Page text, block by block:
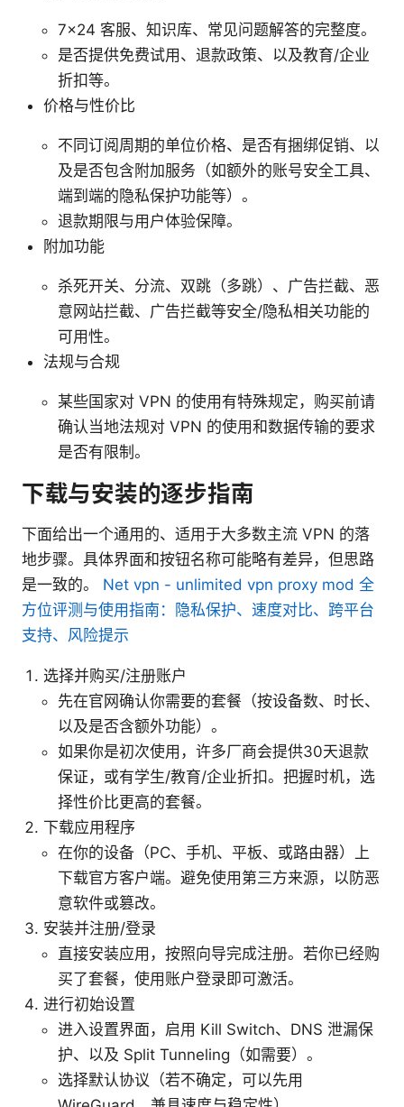
7×24 客服、知识库、常见问题解答的完整度。
是否提供免费试用、退款政策、以及教育/企业
折扣等。
价格与性价比
不同订阅周期的单位价格、是否有捆绑促销、以
及是否包含附加服务（如额外的账号安全工具、
端到端的隐私保护功能等）。
退款期限与用户体验保障。
附加功能
杀死开关、分流、双跳（多跳）、广告拦截、恶
意网站拦截、广告拦截等安全/隐私相关功能的
可用性。
法规与合规
某些国家对 VPN 的使用有特殊规定，购买前请
确认当地法规对 VPN 的使用和数据传输的要求
是否有限制。
下载与安装的逐步指南
下面给出一个通用的、适用于大多数主流 VPN 的落
地步骤。具体界面和按钮名称可能略有差异，但思路
是一致的。 Net vpn - unlimited vpn proxy mod 全
方位评测与使用指南：隐私保护、速度对比、跨平台
支持、风险提示
选择并购买/注册账户
先在官网确认你需要的套餐（按设备数、时长、
以及是否含额外功能）。
如果你是初次使用，许多厂商会提供30天退款
保证，或有学生/教育/企业折扣。把握时机，选
择性价比更高的套餐。
下载应用程序
在你的设备（PC、手机、平板、或路由器）上
下载官方客户端。避免使用第三方来源，以防恶
意软件或篡改。
安装并注册/登录
直接安装应用，按照向导完成注册。若你已经购
买了套餐，使用账户登录即可激活。
进行初始设置
进入设置界面，启用 Kill Switch、DNS 泄漏保
护、以及 Split Tunneling（如需要）。
选择默认协议（若不确定，可以先用